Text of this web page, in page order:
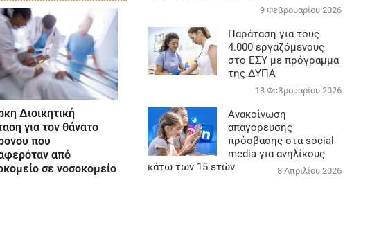
Διοικητική
για τον θάνατο
που
από
σε νοσοκομείο
9 Φεβρουαρίου 2026
Παράταση για τους
4.000 εργαζόμενους
στο ΕΣΥ με πρόγραμμα
της ΔΥΠΑ
13 Φεβρουαρίου 2026
Ανακοίνωση
απαγόρευσης
πρόσβασης στα social
media για ανηλίκους
κάτω των 15 ετών
8 Απριλίου 2026